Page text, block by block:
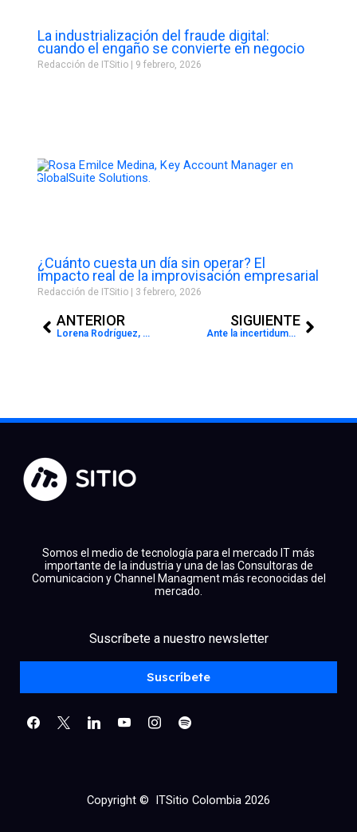
La industrialización del fraude digital:
cuando el engaño se convierte en negocio
Redacción de ITSitio 9 febrero, 2026
¿Cuánto cuesta un día sin operar? El
impacto real de la improvisación empresarial
Redacción de ITSitio 3 febrero, 2026
ANTERIOR
Lorena Rodríguez, nueva Country Manager de Axity en Colombia
SIGUIENTE
Ante la incertidumbre la respuesta es buscar la oportunidad: este es el gran mensaje de Impresistem en TOP Finance 2024
Somos el medio de tecnología para el mercado IT más
importante de la industria y una de las Consultoras de
Comunicacion y Channel Managment más reconocidas del
mercado.
Suscríbete a nuestro newsletter
Suscríbete
linkedinyoutubeinstagram
spotify
Copyright © ITSitio Colombia 2026